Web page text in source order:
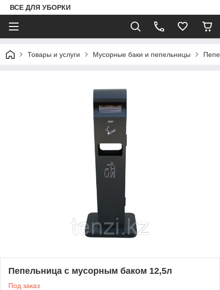
ВСЕ ДЛЯ УБОРКИ
Товары и услуги Мусорные баки и пепельницы
Пепельница с мусорным баком 12,5л
Под заказ